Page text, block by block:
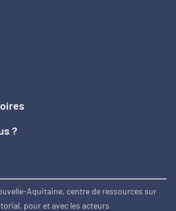
?
Aquitaine, centre de ressources sur
pour et avec les acteurs